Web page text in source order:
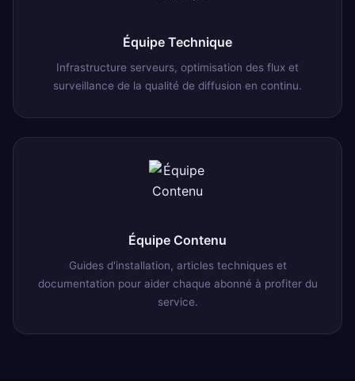
Équipe Technique
Infrastructure serveurs, optimisation des flux et
surveillance de la qualité de diffusion en continu.
Équipe Contenu
Guides d'installation, articles techniques et
documentation pour aider chaque abonné à profiter du
service.